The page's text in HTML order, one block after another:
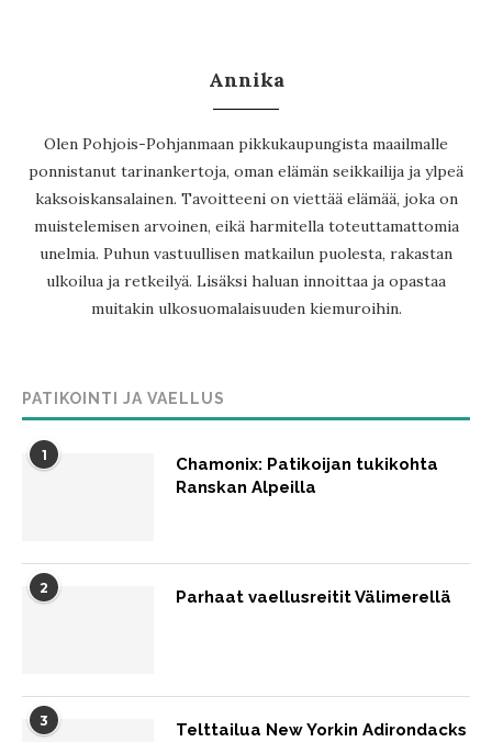
Annika
Olen Pohjois-Pohjanmaan pikkukaupungista maailmalle
ponnistanut tarinankertoja, oman elämän seikkailija ja ylpeä
kaksoiskansalainen. Tavoitteeni on viettää elämää, joka on
muistelemisen arvoinen, eikä harmitella toteuttamattomia
unelmia. Puhun vastuullisen matkailun puolesta, rakastan
ulkoilua ja retkeilyä. Lisäksi haluan innoittaa ja opastaa
muitakin ulkosuomalaisuuden kiemuroihin.
PATIKOINTI JA VAELLUS
1
Chamonix: Patikoijan tukikohta
Ranskan Alpeilla
2 Parhaat vaellusreitit Välimerellä
3
Telttailua New Yorkin Adirondacks